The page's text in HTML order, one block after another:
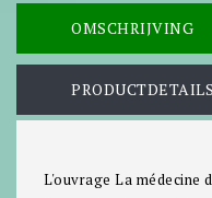
OMSCHRIJVING
PRODUCTDETAILS
L'ouvrage La médecine